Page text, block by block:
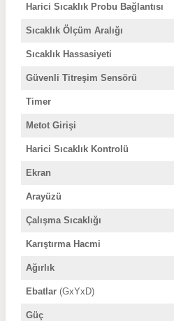
Harici Sıcaklık Probu Bağlantısı
Sıcaklık Ölçüm Aralığı
Sıcaklık Hassasiyeti
Güvenli Titreşim Sensörü
Timer
Metot Girişi
Harici Sıcaklık Kontrolü
Ekran
Arayüzü
Çalışma Sıcaklığı
Karıştırma Hacmi
Ağırlık
Ebatlar (GxYxD)
Güç